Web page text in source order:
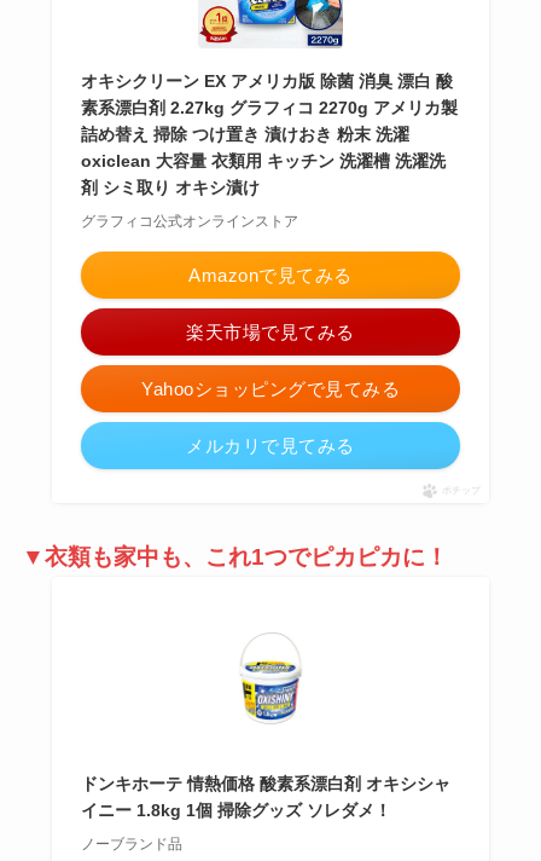
オキシクリーン EX アメリカ版 除菌 消臭 漂白 酸
素系漂白剤 2.27kg グラフィコ 2270g アメリカ製
詰め替え 掃除 つけ置き 漬けおき 粉末 洗濯
oxiclean 大容量 衣類用 キッチン 洗濯槽 洗濯洗
剤 シミ取り オキシ漬け
グラフィコ公式オンラインストア
Amazonで見てみる
楽天市場で見てみる
Yahooショッピングで見てみる
メルカリで見てみる
ポチップ
▼衣類も家中も、これ1つでピカピカに！
ドンキホーテ 情熱価格 酸素系漂白剤 オキシシャ
イニー 1.8kg 1個 掃除グッズ ソレダメ！
ノーブランド品